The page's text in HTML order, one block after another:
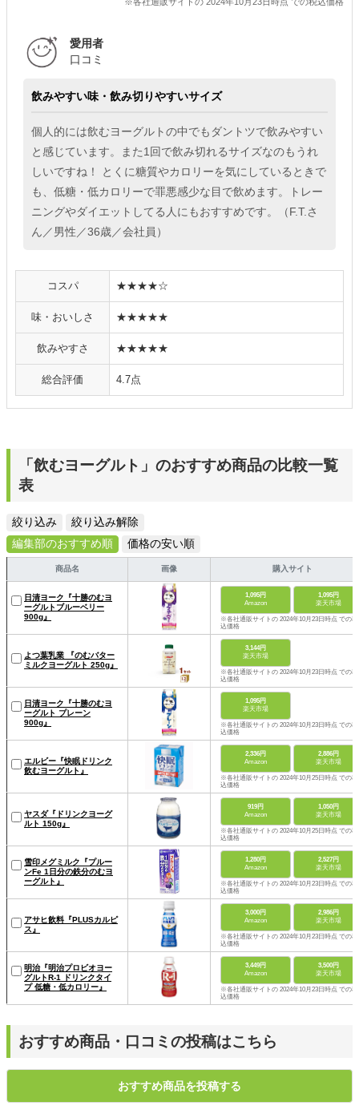
愛用者
口コミ
飲みやすい味・飲み切りやすいサイズ
個人的には飲むヨーグルトの中でもダントツで飲みやすい
と感じています。また1回で飲み切れるサイズなのもうれ
しいですね！ とくに糖質やカロリーを気にしているときで
も、低糖・低カロリーで罪悪感少な目で飲めます。トレー
ニングやダイエットしてる人にもおすすめです。（F.T.さ
ん／男性／36歳／会社員）
コスパ ★★★★☆
味・おいしさ ★★★★★
飲みやすさ ★★★★★
総合評価 4.7点
「飲むヨーグルト」のおすすめ商品の比較一覧
表
絞り込み
絞り込み解除
編集部のおすすめ順
価格の安い順
商品名 画像 購入サイト
日清ヨーク『十勝のむヨ
ーグルトブルーベリー
900g』
1,095円
Amazon
1,095円
楽天市場
※各社通販サイトの 2024年10月23日時点 での税
込価格
よつ葉乳業 『のむバター
ミルクヨーグルト 250g』
3,144円
楽天市場
※各社通販サイトの 2024年10月23日時点 での税
込価格
日清ヨーク『十勝のむヨ
ーグルト プレーン
900g』
1,095円
楽天市場
※各社通販サイトの 2024年10月23日時点 での税
込価格
エルビー『快眠ドリンク
飲むヨーグルト』
2,336円
Amazon
2,886円
楽天市場
※各社通販サイトの 2024年10月25日時点 での税
込価格
ヤスダ『ドリンクヨーグ
ルト 150g』
919円
Amazon
1,050円
楽天市場
※各社通販サイトの 2024年10月25日時点 での税
込価格
雪印メグミルク『プルー
ンFe 1日分の鉄分のむヨ
ーグルト』
1,280円
Amazon
2,527円
楽天市場
※各社通販サイトの 2024年10月23日時点 での税
込価格
アサヒ飲料『PLUSカルピ
ス』
3,000円
Amazon
2,986円
楽天市場
※各社通販サイトの 2024年10月23日時点 での税
込価格
明治『明治プロビオヨー
グルトR-1 ドリンクタイ
プ 低糖・低カロリー』
3,449円
Amazon
3,500円
楽天市場
※各社通販サイトの 2024年10月23日時点 での税
込価格
おすすめ商品・口コミの投稿はこちら
おすすめ商品を投稿する